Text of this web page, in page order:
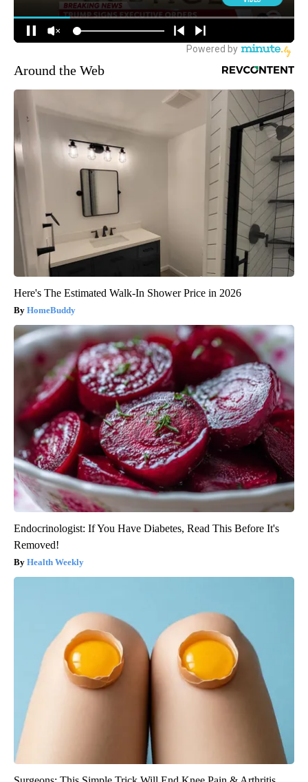
Around the Web
Here's The Estimated Walk-In Shower Price in 2026
HomeBuddy
Endocrinologist: If You Have Diabetes, Read This Before It's
Removed!
Health Weekly